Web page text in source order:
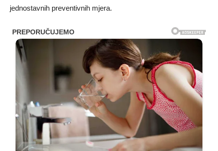
jednostavnih preventivnih mjera.